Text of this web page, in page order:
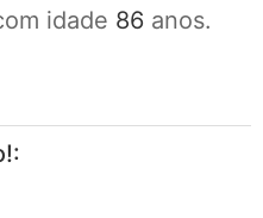
idade 86 anos.